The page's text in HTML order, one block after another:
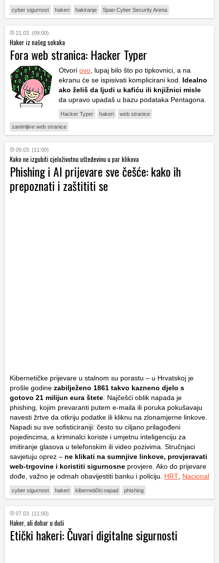
cyber sigurnost hakeri hakiranje Span Cyber Security Arena
21.03. (09:00)
Haker iz našeg sokaka
Fora web stranica: Hacker Typer
Otvori ovo , lupaj bilo što po tipkovnici, a na
ekranu će se ispisivati komplicirani kod.
Idealno
ako želiš da ljudi u kafiću ili knjižnici misle
da upravo upadaš u bazu podataka Pentagona.
Hacker Typer hakeri web stranice
zanimljive web stranice
09.03. (11:00)
Kako ne izgubiti cjeloživotnu ušteđevinu u par klikova
Phishing i AI prijevare sve češće: kako ih
prepoznati i zaštititi se
Kibernetičke prijevare u stalnom su porastu – u Hrvatskoj je
prošle godine zabilježeno 1861 takvo kazneno djelo s
gotovo 21 milijun eura štete . Najčešći oblik napada je
phishing, kojim prevaranti putem e-maila ili poruka pokušavaju
navesti žrtve da otkriju podatke ili kliknu na zlonamjerne linkove.
Napadi su sve sofisticiraniji: često su ciljano prilagođeni
pojedincima, a kriminalci koriste i umjetnu inteligenciju za
imitiranje glasova u telefonskim ili video pozivima. Stručnjaci
savjetuju oprez – ne klikati na sumnjive linkove, provjeravati
web-trgovine i koristiti sigurnosne provjere. Ako do prijevare
dođe, važno je odmah obavijestiti banku i policiju. HRT Nacional
cyber sigurnost hakeri kibernetički napad phishing
07.03. (11:00)
Haker, ali dobar u duši
Etički hakeri: Čuvari digitalne sigurnosti